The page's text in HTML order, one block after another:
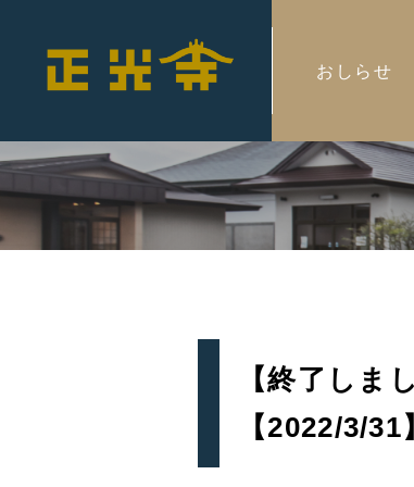
おしらせ
【終了し
【2022/3/31